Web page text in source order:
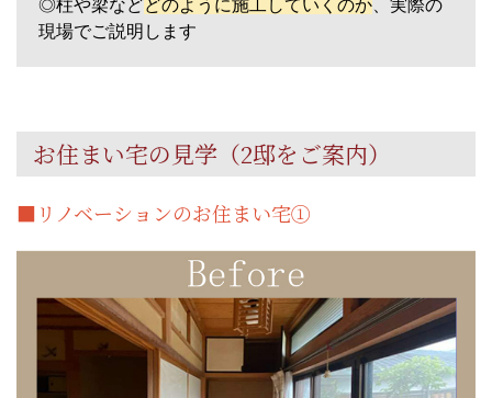
◎柱や梁などどのように施工していくのか 、実際の
現場でご説明します
お住まい宅の見学（2邸をご案内）
■リノベーションのお住まい宅①